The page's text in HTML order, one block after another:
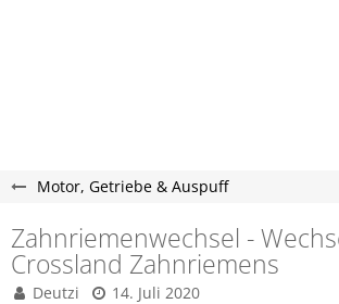
Motor, Getriebe & Auspuff
Zahnriemenwechsel -
Crossland Zahnriemens
Deutzi
14. Juli 2020